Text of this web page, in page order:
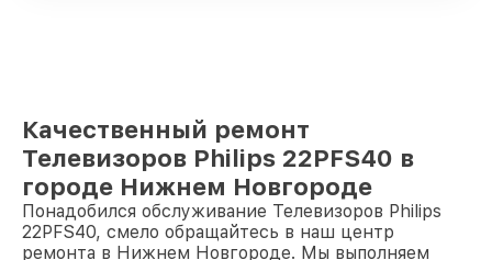
Качественный ремонт
Телевизоров Philips 22PFS40 в
городе Нижнем Новгороде
Понадобился обслуживание Телевизоров Philips
22PFS40, смело обращайтесь в наш центр
ремонта в Нижнем Новгороде. Мы выполняем